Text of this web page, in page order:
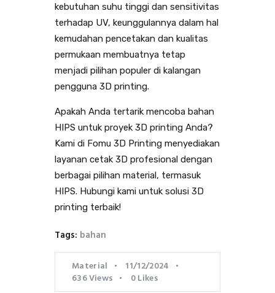
kebutuhan suhu tinggi dan sensitivitas
terhadap UV, keunggulannya dalam hal
kemudahan pencetakan dan kualitas
permukaan membuatnya tetap
menjadi pilihan populer di kalangan
pengguna 3D printing.
Apakah Anda tertarik mencoba bahan
HIPS untuk proyek 3D printing Anda?
Kami di Fomu 3D Printing menyediakan
layanan cetak 3D profesional dengan
berbagai pilihan material, termasuk
HIPS. Hubungi kami untuk solusi 3D
printing terbaik!
Tags: bahan
Material
11/12/2024
636Views 0Likes